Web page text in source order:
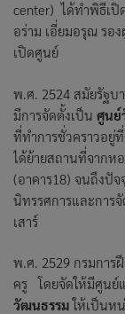
center) ได้ทำพิธีเปิ
อร่าม เอี่ยมอรุณ รอ
เปิดศูนย์
พ.ศ. 2524 สมัยรัฐบ
มีการจัดตั้งเป็น ศูนย์
ที่ทำการชั่วคราวอยู่
ได้ย้ายสถานที่จากห
(อาคาร18) จนถึงปั
นิทรรศการและกา
เสาร์
พ.ศ. 2529 กรมการ
ครู โดยจัดให้มีศูนย์
วัฒนธรรมให้เป็นห